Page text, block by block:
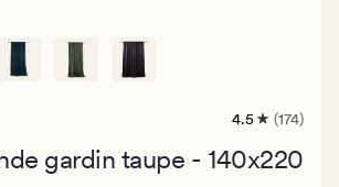
174
med
4.5 (174)
gardin taupe - 140x220